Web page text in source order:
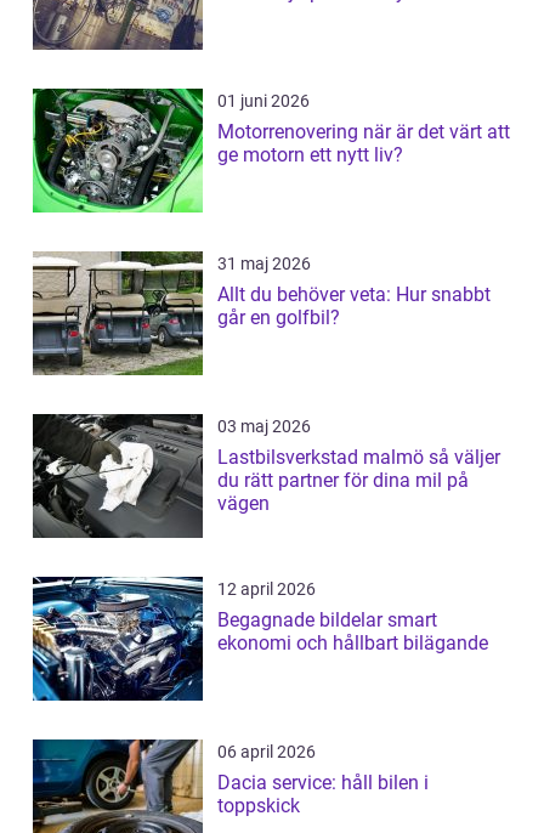
01 juni 2026
Motorrenovering när är det värt att
ge motorn ett nytt liv?
31 maj 2026
Allt du behöver veta: Hur snabbt
går en golfbil?
03 maj 2026
Lastbilsverkstad malmö så väljer
du rätt partner för dina mil på
vägen
12 april 2026
Begagnade bildelar smart
ekonomi och hållbart bilägande
06 april 2026
Dacia service: håll bilen i
toppskick